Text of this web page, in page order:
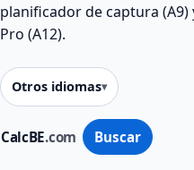
CalcBE.com Buscar
planificador de captura
Pro (A12).
Otros idiomas